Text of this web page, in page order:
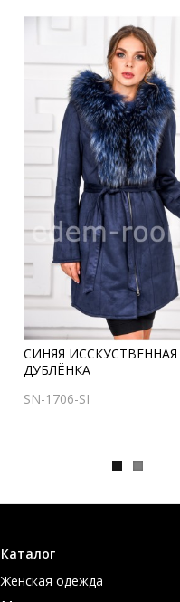
СИНЯЯ ИССКУСТВЕННАЯ
ДУБЛЁНКА
SN-1706-SI
Каталог
Женская одежда